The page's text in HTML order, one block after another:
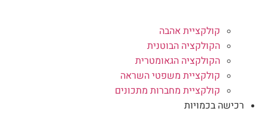
קולקציית אהבה
הקולקציה הבוטנית
הקולקציה הגאומטרית
קולקציית משפטי השראה
קולקציית מחברות מתכונים
רכישה בכמויות